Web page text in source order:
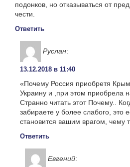
подонков, но отказываться от
чести.
Ответить
Руслан:
13.12.2018 в 11:40
«Почему Россия приобретя
Украину и ,при этом приобрела
Странно читать этот Почему..
забираете у более слабого, это
становится вашим врагом, чему
Ответить
Евгений: